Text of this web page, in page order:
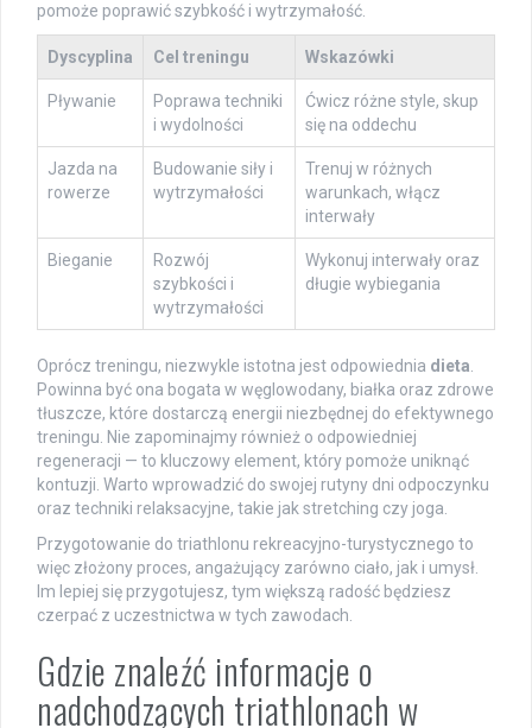
pomoże poprawić szybkość i wytrzymałość.
Dyscyplina Cel treningu Wskazówki
Pływanie
Poprawa techniki
i wydolności
Ćwicz różne style, skup
się na oddechu
Jazda na
rowerze
Budowanie siły i
wytrzymałości
Trenuj w różnych
warunkach, włącz
interwały
Bieganie
Rozwój
szybkości i
wytrzymałości
Wykonuj interwały oraz
długie wybiegania
Oprócz treningu, niezwykle istotna jest odpowiednia dieta
Powinna być ona bogata w węglowodany, białka oraz zdrowe
tłuszcze, które dostarczą energii niezbędnej do efektywnego
treningu. Nie zapominajmy również o odpowiedniej
regeneracji — to kluczowy element, który pomoże uniknąć
kontuzji. Warto wprowadzić do swojej rutyny dni odpoczynku
oraz techniki relaksacyjne, takie jak stretching czy joga.
Przygotowanie do triathlonu rekreacyjno-turystycznego to
więc złożony proces, angażujący zarówno ciało, jak i umysł.
Im lepiej się przygotujesz, tym większą radość będziesz
czerpać z uczestnictwa w tych zawodach.
Gdzie znaleźć informacje o
nadchodzących triathlonach w